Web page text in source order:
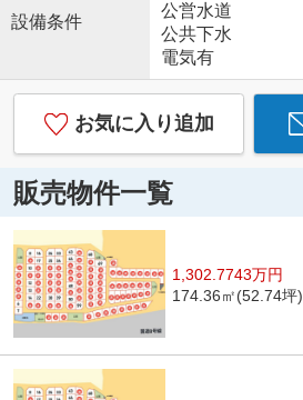
設備条件
公営水道
公共下水
電気有
お気に入り追加
販売物件一覧
1,302.7743万円
174.36㎡(52.74坪)